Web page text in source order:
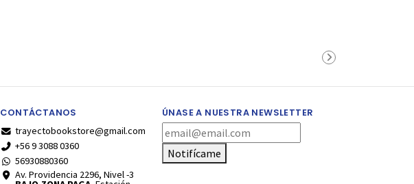
CONTÁCTANOS
trayectobookstore@gmail.com
+56 9 3088 0360
56930880360
Av. Providencia 2296, Nivel -3
ÚNASE A NUESTRA NEWSLETTER
Notifícame